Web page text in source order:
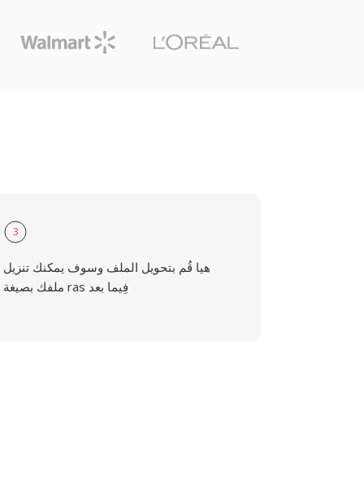
3
هيا قُم بتحويل الملف وسوف يمكنك تنزيل
ملفك بصيغة ras فِيما بعد